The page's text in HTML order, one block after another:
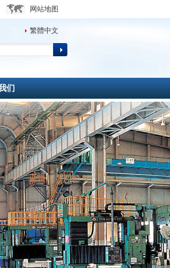
网站地图
繁體中文
们